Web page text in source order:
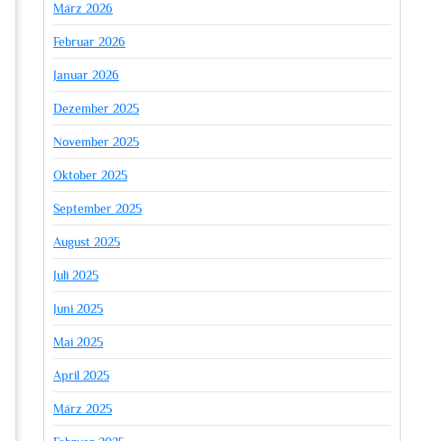
März 2026
Februar 2026
Januar 2026
Dezember 2025
November 2025
Oktober 2025
September 2025
August 2025
Juli 2025
Juni 2025
Mai 2025
April 2025
März 2025